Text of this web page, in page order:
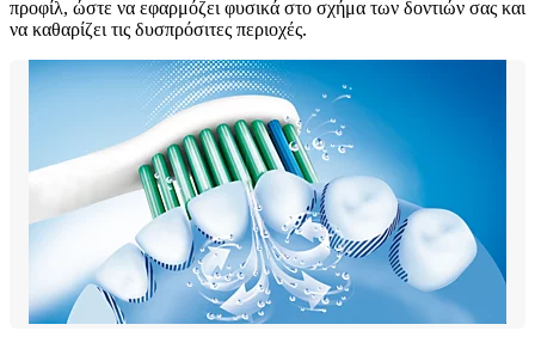
προφίλ, ώστε να εφαρμόζει φυσικά στο σχήμα των δοντιών σας και
να καθαρίζει τις δυσπρόσιτες περιοχές.